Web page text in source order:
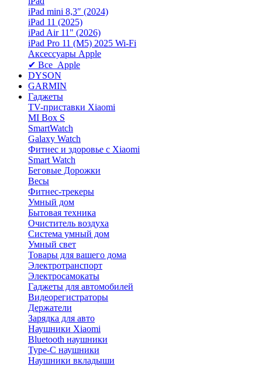
iPad mini 8,3″ (2024)
iPad 11 (2025)
iPad Air 11" (2026)
iPad Pro 11 (M5) 2025 Wi-Fi
Аксессуары Apple
✔ Все Apple
DYSON
GARMIN
Гаджеты
TV-приставки Xiaomi
MI Box S
SmartWatch
Galaxy Watch
Фитнес и здоровье с Xiaomi
Smart Watch
Беговые Дорожки
Весы
Фитнес-трекеры
Умный дом
Бытовая техника
Очиститель воздуха
Система умный дом
Умный свет
Товары для вашего дома
Электротранспорт
Электросамокаты
Гаджеты для автомобилей
Видеорегистраторы
Держатели
Зарядка для авто
Наушники Xiaomi
Bluetooth наушники
Type-C наушники
Наушники вкладыши